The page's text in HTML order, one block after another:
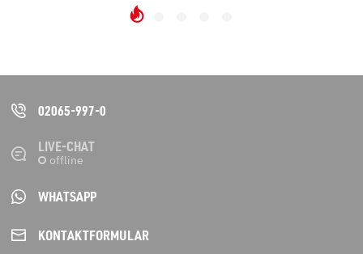
02065-997-0
LIVE-CHAT
WHATSAPP
KONTAKT­FORMULAR